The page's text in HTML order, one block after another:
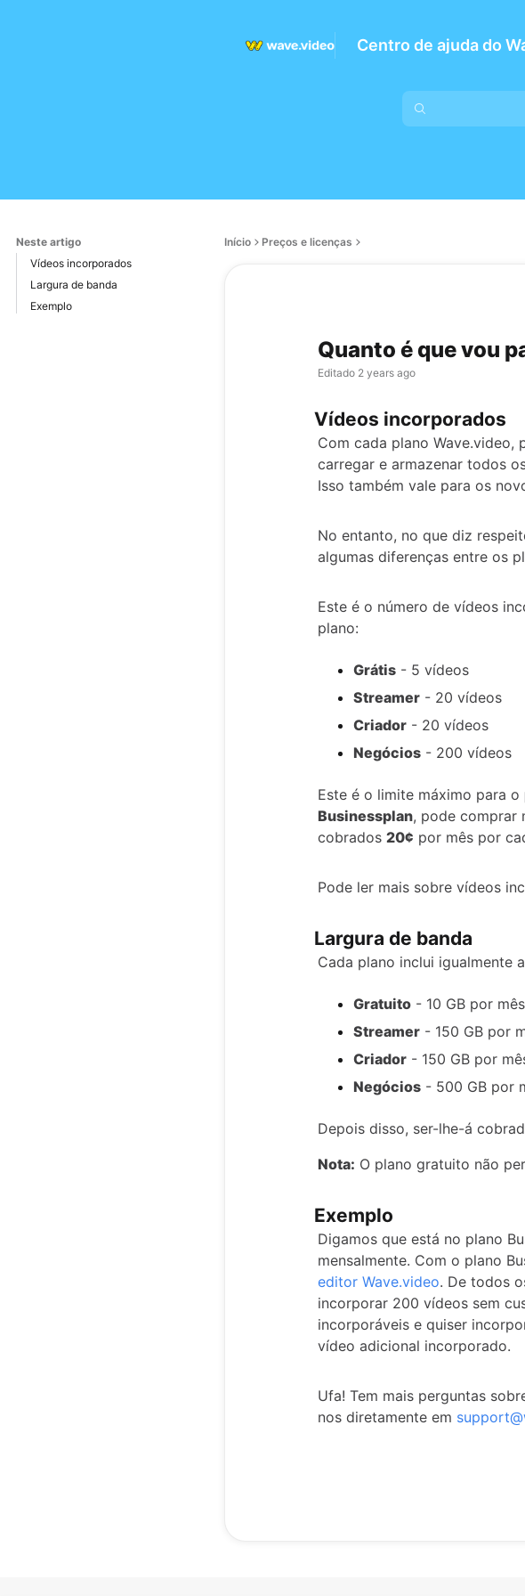
Centro de ajuda do
Neste artigo
Vídeos incorporados
Largura de banda
Exemplo
Início Preços e licenças
Quanto é que vou
Editado 2 years ago
Vídeos incorporados
Com cada plano Wave.video,
carregar e armazenar todos
Isso também vale para os
No entanto, no que diz
algumas diferenças entre os
Este é o número de vídeos
plano:
Grátis - 5 vídeos
Streamer - 20 vídeos
Criador - 20 vídeos
Negócios - 200 vídeos
Este é o limite máximo para o
Businessplan, pode comprar
cobrados 20¢ por mês por
Pode ler mais sobre vídeos
Largura de banda
Cada plano inclui igualmente
Gratuito - 10 GB por mês
Streamer - 150 GB por
Criador - 150 GB por
Negócios - 500 GB por
Depois disso, ser-lhe-á
Nota: O plano gratuito não
Exemplo
Digamos que está no plano
mensalmente. Com o plano
editor Wave.video. De todos
incorporar 200 vídeos sem
incorporáveis e quiser
vídeo adicional incorporado.
Ufa! Tem mais perguntas
nos diretamente em